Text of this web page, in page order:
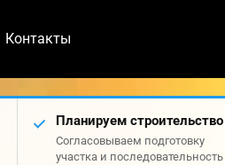
Контакты
Планируем строительство
Согласовываем подготовку
участка и последовательность